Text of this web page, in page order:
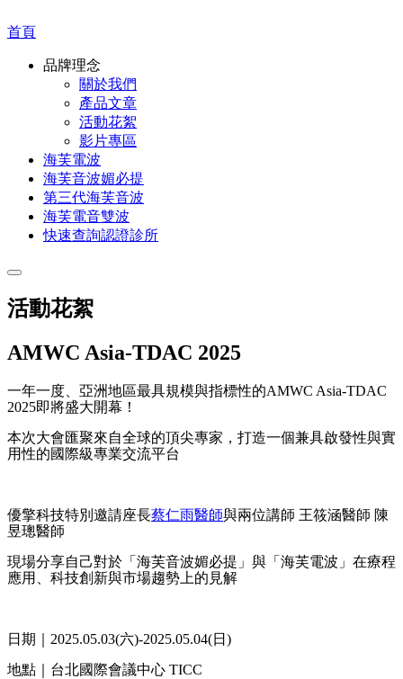
首頁
品牌理念
關於我們
產品文章
活動花絮
影片專區
海芙電波
海芙音波媚必提
第三代海芙音波
海芙電音雙波
快速查詢認證診所
活動花絮
AMWC Asia-TDAC 2025
一年一度、亞洲地區最具規模與指標性的AMWC Asia-TDAC
2025即將盛大開幕！
本次大會匯聚來自全球的頂尖專家，打造一個兼具啟發性與實
用性的國際級專業交流平台
優擎科技特別邀請座長蔡仁雨醫師與兩位講師 王筱涵醫師 陳
昱璁醫師
現場分享自己對於「海芙音波媚必提」與「海芙電波」在療程
應用、科技創新與市場趨勢上的見解
日期｜2025.05.03(六)-2025.05.04(日)
地點｜台北國際會議中心 TICC